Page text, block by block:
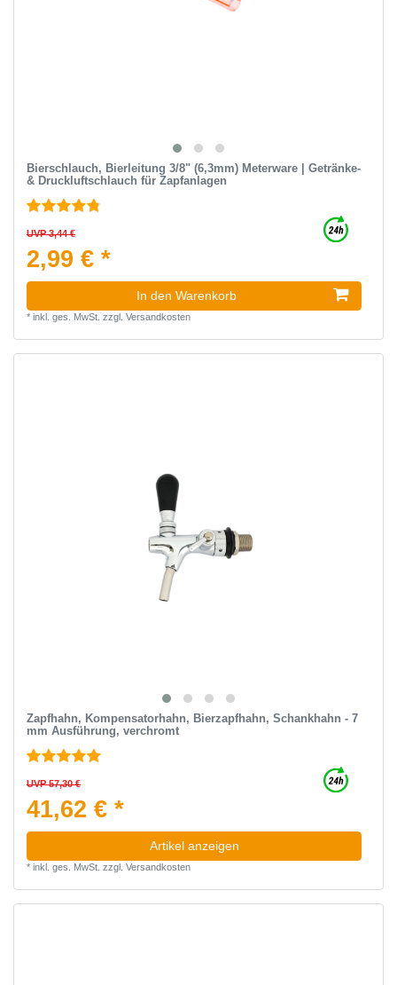
Bierschlauch, Bierleitung 3/8" (6,3mm) Meterware | Getränke-
& Druckluftschlauch für Zapfanlagen
UVP 3,44 €
2,99 € *
In den Warenkorb
* inkl. ges. MwSt. zzgl. Versandkosten
Zapfhahn, Kompensatorhahn, Bierzapfhahn, Schankhahn - 7
mm Ausführung, verchromt
UVP 57,30 €
41,62 € *
Artikel anzeigen
* inkl. ges. MwSt. zzgl. Versandkosten